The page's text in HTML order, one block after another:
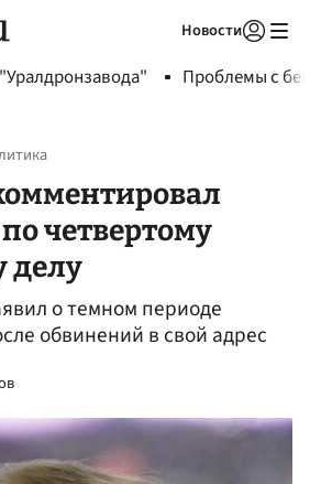
Новости
Проблемы с
четвертому
делу
о темном периоде
обвинений в свой адрес